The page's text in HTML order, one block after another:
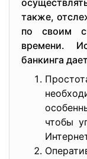
также,
по своим
времени.
банкинга
чтобы